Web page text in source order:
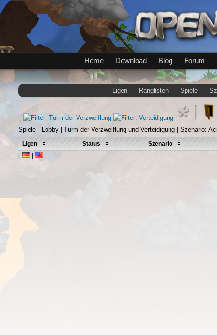
Home Download Blog Forum
Ligen Ranglisten Spiele
Spiele - Lobby | Turm der Verzweiflung und Verteidigung | Szenario:
Ligen Status Szenario
[ | ]